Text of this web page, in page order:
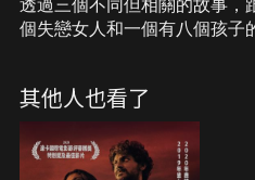
透過三個不同但相關的故事，
個失戀女人和一個有八個孩子
其他人也看了